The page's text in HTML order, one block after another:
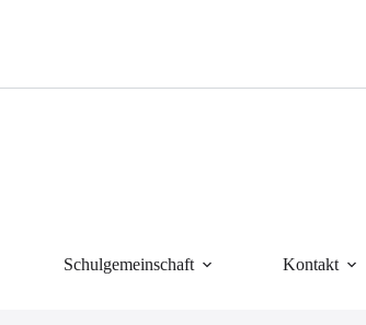
Schulgemeinschaft Kontakt